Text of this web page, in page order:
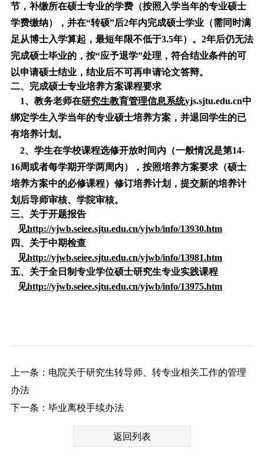
节，补缴所在硕士专业的学费（按照入学当年的专业硕士
学费缴纳），并在“转硕”后2年内完成硕士学业（需同时满
足从博士入学算起，最短年限不低于3.5年）。2年后仍无法
完成硕士毕业的，按“应予退学”处理，符合结业条件的可
以申请硕士结业，结业后不可再申请论文答辩。
二、完成硕士专业培养方案课程要求
1、教务老师在研究生教育管理信息系统yjs.sjtu.edu.cn中
绑定学生入学当年的专业硕士培养方案，并退回学生的已
有培养计划。
2、学生在学校课程选修开放时间内（一般情况是第14-
16周或者每学期开学两周内），按照培养方案要求（硕士
培养方案中的必修课程）修订培养计划，提交新的培养计
划后导师审核、学院审核。
三、关于开题报告
见http://yjwb.seiee.sjtu.edu.cn/yjwb/info/13930.htm
四、关于中期检查
见http://yjwb.seiee.sjtu.edu.cn/yjwb/info/13981.htm
五、关于全日制专业学位硕士研究生专业实践课程
见http://yjwb.seiee.sjtu.edu.cn/yjwb/info/13975.htm
上一条：电院关于研究生转导师、转专业相关工作的管理
办法
下一条：毕业离校手续办法
返回列表